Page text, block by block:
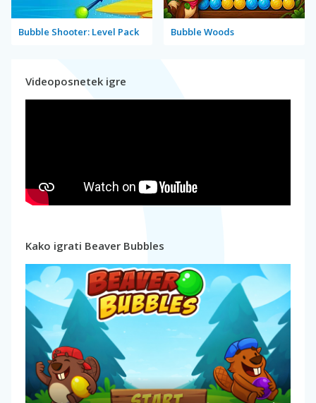
Bubble Shooter: Level Pack Bubble Woods
Videoposnetek igre
Kako igrati Beaver Bubbles